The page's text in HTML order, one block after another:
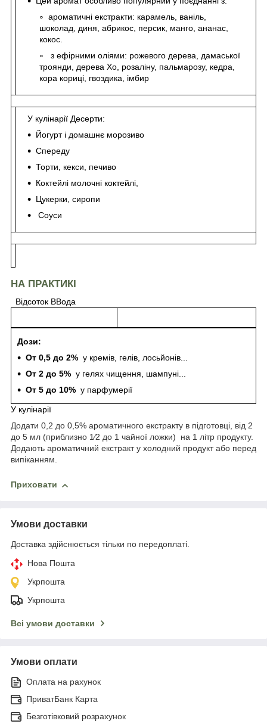
ароматичні екстракти: карамель, ваніль,
шоколад, диня, абрикос, персик, манго, ананас,
кокос.
з ефірними оліями: рожевого дерева, дамаської
троянди, дерева Хо, розаліну, пальмарозу, кедра,
кора кориці, гвоздика, імбир
У кулінарії Десерти:
Йогурт і домашнє морозиво
Спереду
Торти, кекси, печиво
Коктейлі молочні коктейлі,
Цукерки, сиропи
Соуси
НА ПРАКТИКІ
Відсоток ВВода
Дози:
От 0,5 до 2% у кремів, гелів, лосьйонів...
От 2 до 5% у гелях чищення, шампуні...
От 5 до 10% у парфумерії
У кулінарії
Додати 0,2 до 0,5% ароматичного екстракту в підготовці, від 2
до 5 мл (приблизно 1⁄2 до 1 чайної ложки) на 1 літр продукту.
Додають ароматичний екстракт у холодний продукт або перед
випіканням.
Приховати
Умови доставки
Доставка здійснюється тільки по передоплаті.
Нова Пошта
Укрпошта
Укрпошта
Всі умови доставки
Умови оплати
Оплата на рахунок
ПриватБанк Карта
Безготівковий розрахунок